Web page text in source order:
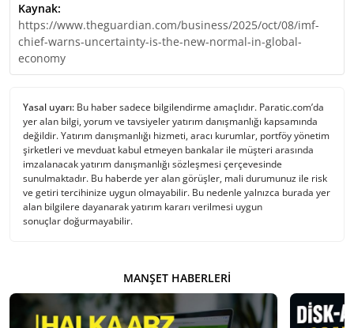
Kaynak:
https://www.theguardian.com/business/2025/oct/08/imf-
chief-warns-uncertainty-is-the-new-normal-in-global-
economy
Yasal uyarı: Bu haber sadece bilgilendirme amaçlıdır. Paratic.com’da
yer alan bilgi, yorum ve tavsiyeler yatırım danışmanlığı kapsamında
değildir. Yatırım danışmanlığı hizmeti, aracı kurumlar, portföy yönetim
şirketleri ve mevduat kabul etmeyen bankalar ile müşteri arasında
imzalanacak yatırım danışmanlığı sözleşmesi çerçevesinde
sunulmaktadır. Bu haberde yer alan görüşler, mali durumunuz ile risk
ve getiri tercihinize uygun olmayabilir. Bu nedenle yalnızca burada yer
alan bilgilere dayanarak yatırım kararı verilmesi uygun
sonuçlar doğurmayabilir.
MANŞET HABERLERI